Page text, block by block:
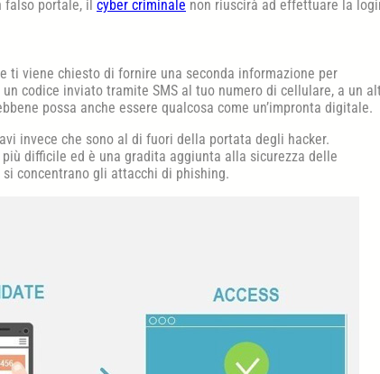
portale, il cyber criminale non riuscirà ad effettuare la
ti viene chiesto di fornire una seconda informazione per
codice inviato tramite SMS al tuo numero di cellulare, a un
possa anche essere qualcosa come un’impronta digitale.
invece che sono al di fuori della portata degli hacker.
difficile ed è una gradita aggiunta alla sicurezza delle
concentrano gli attacchi di phishing.